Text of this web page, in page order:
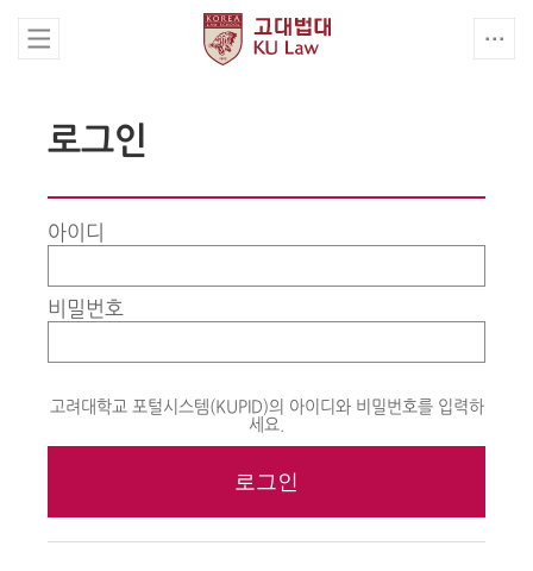
로그인
아이디
비밀번호
고려대학교 포털시스템(KUPID)의 아이디와 비밀번호를 입력하
세요.